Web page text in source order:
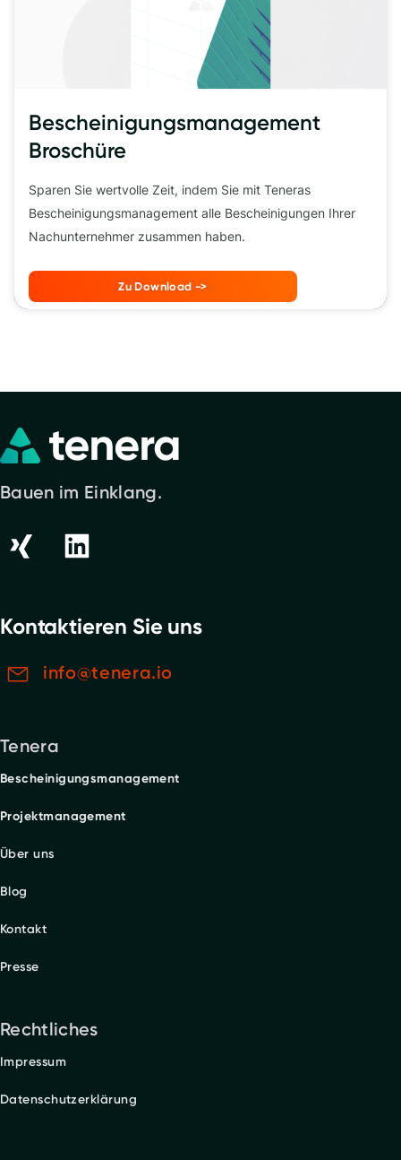
Bescheinigungsmanagement
Broschüre
Sparen Sie wertvolle Zeit, indem Sie mit Teneras
Bescheinigungsmanagement alle Bescheinigungen Ihrer
Nachunternehmer zusammen haben.
Zu Download ->
Bauen im Einklang.
Kontaktieren Sie uns
info@tenera.io
Tenera
Bescheinigungsmanagement
Projektmanagement
Über uns
Blog
Kontakt
Presse
Rechtliches
Impressum
Datenschutzerklärung